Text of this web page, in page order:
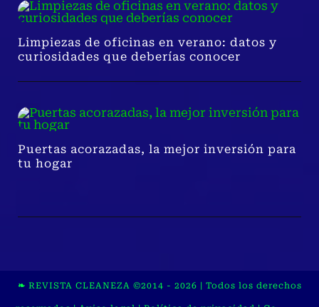
Limpiezas de oficinas en verano: datos y
curiosidades que deberías conocer
Puertas acorazadas, la mejor inversión para
tu hogar
❧ REVISTA CLEANEZA ©2014 - 2026 | Todos los derechos